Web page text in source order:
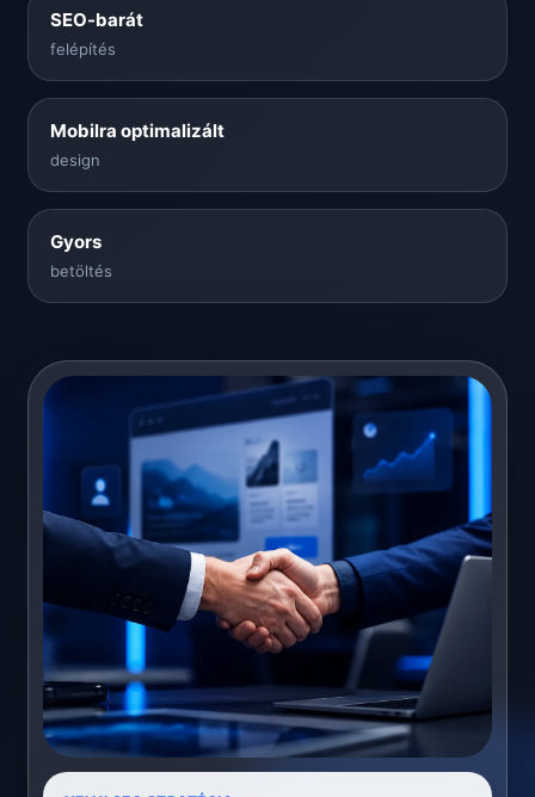
SEO-barát
felépítés
Mobilra optimalizált
design
Gyors
betöltés